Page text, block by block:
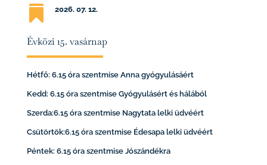
 2026. 07. 12.
Évközi 15. vasárnap
Hétfő: 6.15 óra szentmise Anna gyógyulásáért
Kedd: 6.15 óra szentmise Gyógyulásért és hálából
Szerda:6.15 óra szentmise Nagytata lelki üdvéért
Csütörtök:6.15 óra szentmise Édesapa lelki üdvéért
Péntek: 6.15 óra szentmise Jószándékra